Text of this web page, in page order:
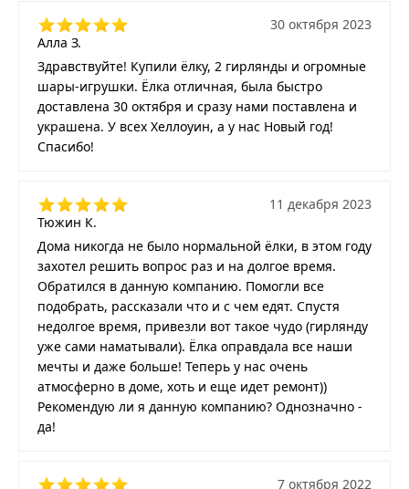
Алла З.
30 октября 2023
Здравствуйте! Купили ёлку, 2 гирлянды и огромные
шары-игрушки. Ёлка отличная, была быстро
доставлена 30 октября и сразу нами поставлена и
украшена. У всех Хеллоуин, а у нас Новый год!
Спасибо!
Тюжин К.
11 декабря 2023
Дома никогда не было нормальной ёлки, в этом году
захотел решить вопрос раз и на долгое время.
Обратился в данную компанию. Помогли все
подобрать, рассказали что и с чем едят. Спустя
недолгое время, привезли вот такое чудо (гирлянду
уже сами наматывали). Ёлка оправдала все наши
мечты и даже больше! Теперь у нас очень
атмосферно в доме, хоть и еще идет ремонт))
Рекомендую ли я данную компанию? Однозначно -
да!
7 октября 2022